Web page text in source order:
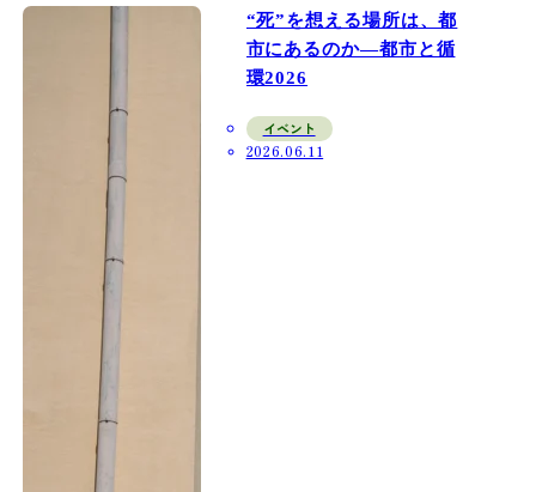
“死”を想える場所は、都
市にあるのか—都市と循
環2026
イベント
2026.06.11